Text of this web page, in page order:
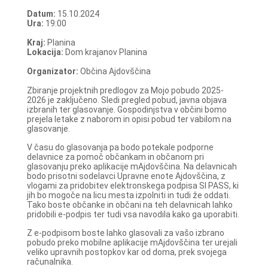
Datum: 15.10.2024
Ura: 19:00
Kraj: Planina
Lokacija: Dom krajanov Planina
Organizator: Občina Ajdovščina
Zbiranje projektnih predlogov za Mojo pobudo 2025-
2026 je zaključeno. Sledi pregled pobud, javna objava
izbranih ter glasovanje. Gospodinjstva v občini bomo
prejela letake z naborom in opisi pobud ter vabilom na
glasovanje.
V času do glasovanja pa bodo potekale podporne
delavnice za pomoč občankam in občanom pri
glasovanju preko aplikacije mAjdovščina. Na delavnicah
bodo prisotni sodelavci Upravne enote Ajdovščina, z
vlogami za pridobitev elektronskega podpisa SI PASS, ki
jih bo mogoče na licu mesta izpolniti in tudi že oddati.
Tako boste občanke in občani na teh delavnicah lahko
pridobili e-podpis ter tudi vsa navodila kako ga uporabiti.
Z e-podpisom boste lahko glasovali za vašo izbrano
pobudo preko mobilne aplikacije mAjdovščina ter urejali
veliko upravnih postopkov kar od doma, prek svojega
računalnika.